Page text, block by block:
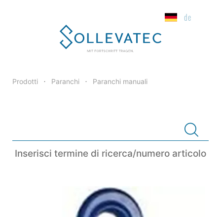
de
Prodotti • Paranchi • Paranchi manuali
Inserisci termine di ricerca/numero articolo